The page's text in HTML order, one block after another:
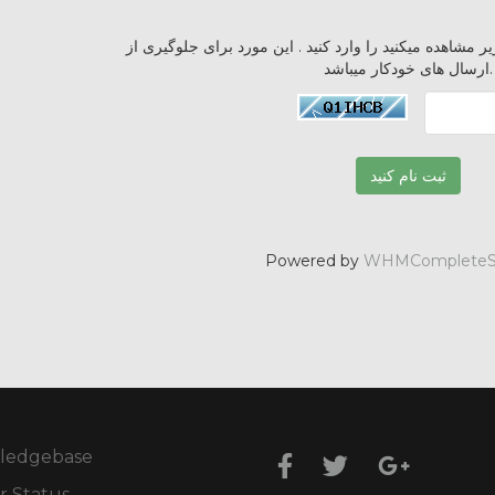
میکنید را وارد کنید . این مورد برای جلوگیری از
ارسال های خودکار میباشد.
Powered by